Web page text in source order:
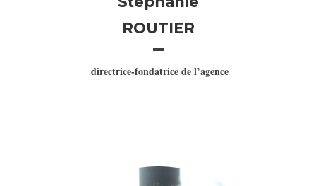
ROUTIER
directrice-fondatrice de l’agence